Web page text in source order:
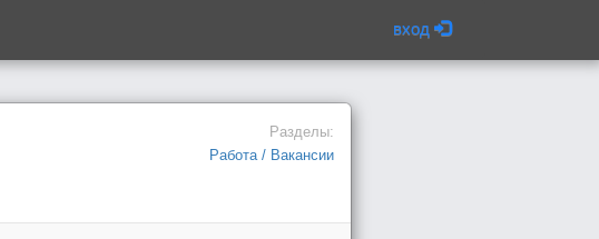
вход
Разделы:
Работа / Вакансии